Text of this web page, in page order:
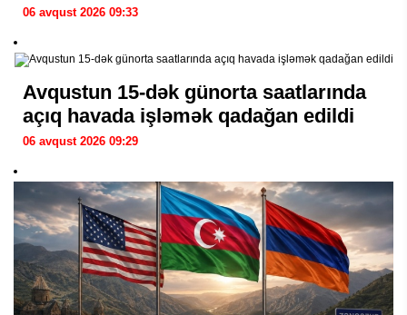
06 avqust 2026 09:33
Avqustun 15-dək günorta saatlarında
açıq havada işləmək qadağan edildi
06 avqust 2026 09:29